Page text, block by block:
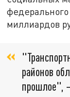
миллиардов
районов
прошлое",